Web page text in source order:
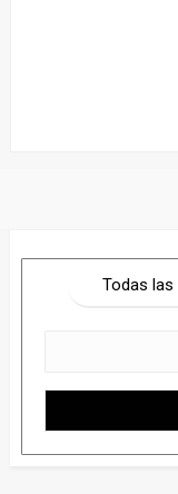
Todas las